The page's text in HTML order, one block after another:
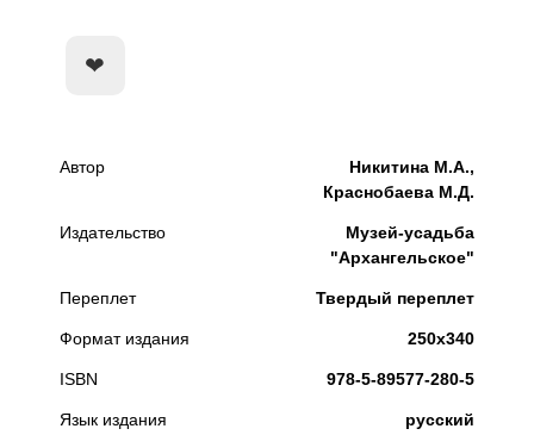
Автор
Никитина М.А.,
Краснобаева М.Д.
Издательство
Музей-усадьба
"Архангельское"
Переплет Твердый переплет
Формат издания 250х340
ISBN 978-5-89577-280-5
Язык издания русский